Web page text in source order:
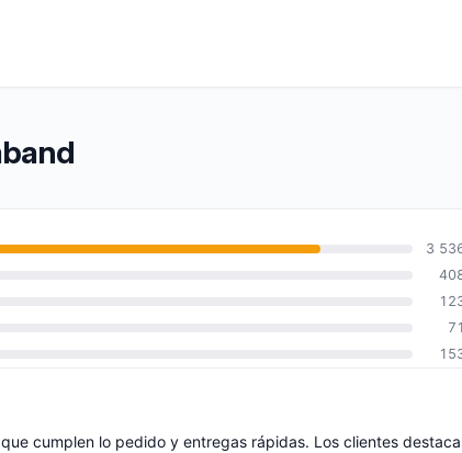
3
71
cumplen lo pedido y entregas rápidas. Los clientes